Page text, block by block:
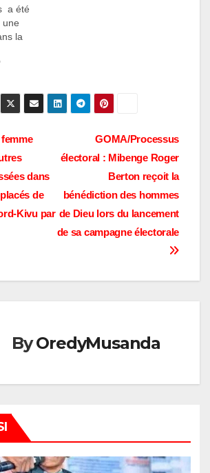
a été
une
la
au
nu a
les
le
GOMA/Processus
électoral : Mibenge Roger
Berton reçoit la
bénédiction des hommes
de Dieu lors du lancement
de sa campagne électorale
dans
de
Kivu par
ByOredyMusanda